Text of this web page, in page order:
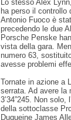
Lo stesso Alex
ha perso il controllo
Antonio Fuoco è
precedendo le due
Porsche Penske
vista della gara.
numero 63,
avesse problemi
Tornate in azione a
serrata. Ad avere la
3’34”245. Non
della sottoclasse
Duqueine James